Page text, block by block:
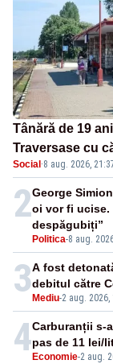
Tânără de 19
Traversase cu
nepermis
Social ·8 aug. 2026,
2
Politica-8 aug.
George
oi vor fi ucise.
despăgubiți”
3 Mediu-2 aug. 2026,
A fost
debitul către
4 Economie-2 aug.
Carburanții s-
pas de 11 lei/